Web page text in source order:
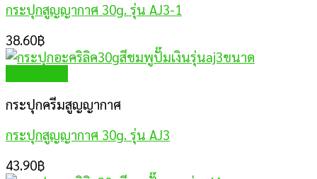
กระปุกสูญญากาศ 30g. รุ่น AJ3-1
38.60฿
กระปุกครีมสูญญากาศ
กระปุกสูญญากาศ 30g. รุ่น AJ3
43.90฿